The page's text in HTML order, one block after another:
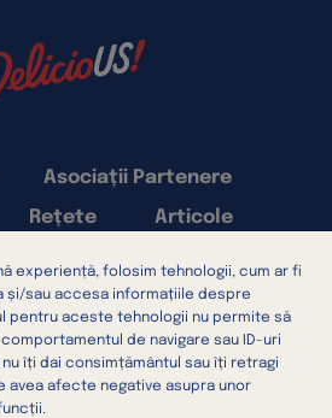
experiență, folosim tehnologii, cum ar fi
și/sau accesa informațiile despre
pentru aceste tehnologii nu permite să
de navigare sau ID-uri
îți dai consimțământul sau îți retragi
avea afecte negative asupra unor
Articole
Rețete
Asociații Partenere
și condiții
datelor
Utilizarea cookie-urilor